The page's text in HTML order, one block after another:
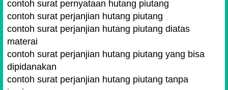
contoh surat pernyataan hutang piutang
contoh surat perjanjian hutang piutang
contoh surat perjanjian hutang piutang diatas
materai
contoh surat perjanjian hutang piutang yang bisa
dipidanakan
contoh surat perjanjian hutang piutang tanpa